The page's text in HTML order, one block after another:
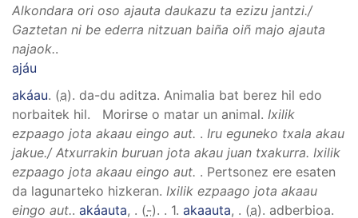
Alkondara ori oso ajauta daukazu ta ezizu jantzi./
Gaztetan ni be ederra nitzuan baiña oiñ majo ajauta
najaok..
ajáu
akáau. (a). da-du aditza. Animalia bat berez hil edo
norbaitek hil. Morirse o matar un animal. Ixilik
ezpaago jota akaau eingo aut. . Iru eguneko txala akau
jakue./ Atxurrakin buruan jota akau juan txakurra. Ixilik
ezpaago jota akaau eingo aut. . Pertsonez ere esaten
da lagunarteko hizkeran. Ixilik ezpaago jota akaau
eingo aut.. akáauta, . (-). . 1. akaauta, . (a). adberbioa.